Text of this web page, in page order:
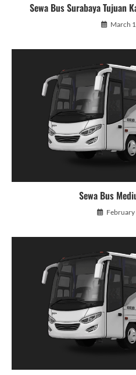
Sewa Bus Surabaya Tujuan
March
Sewa Bus